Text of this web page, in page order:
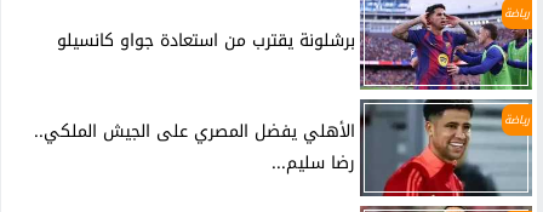
رياضة
برشلونة يقترب من استعادة جواو كانسيلو
رياضة
الأهلي يفضل المصري على الجيش الملكي..
رضا سليم...